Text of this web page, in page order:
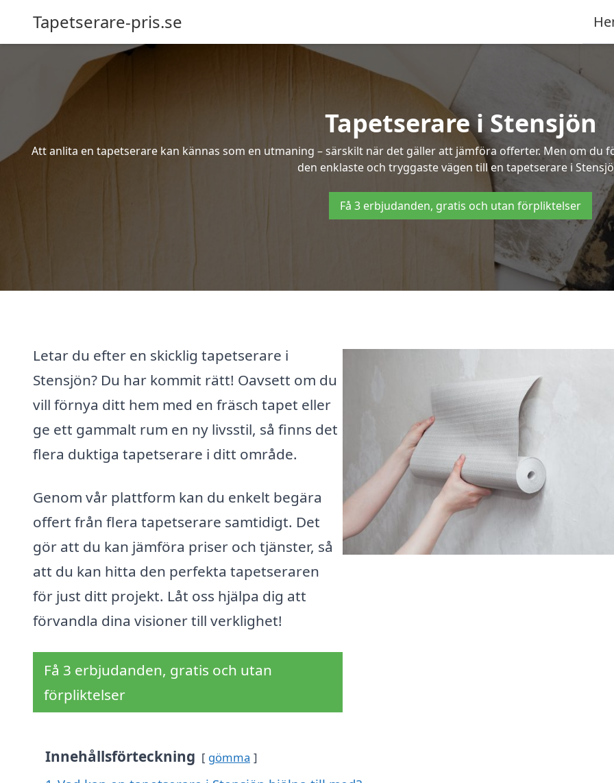
Tapetserare-pris.se
Tapetserare i Stensjön
Att anlita en tapetserare kan kännas som en utmaning – särskilt när det gäller att jämföra offerter. Men om
den enklaste och tryggaste vägen till en tapetserare i
Få 3 erbjudanden, gratis och utan förpliktelser
Letar du efter en skicklig tapetserare i
Stensjön? Du har kommit rätt! Oavsett om du
vill förnya ditt hem med en fräsch tapet eller
ge ett gammalt rum en ny livsstil, så finns det
flera duktiga tapetserare i ditt område.
Genom vår plattform kan du enkelt begära
offert från flera tapetserare samtidigt. Det
gör att du kan jämföra priser och tjänster, så
att du kan hitta den perfekta tapetseraren
för just ditt projekt. Låt oss hjälpa dig att
förvandla dina visioner till verklighet!
Få 3 erbjudanden, gratis och utan
förpliktelser
Innehållsförteckning gömma